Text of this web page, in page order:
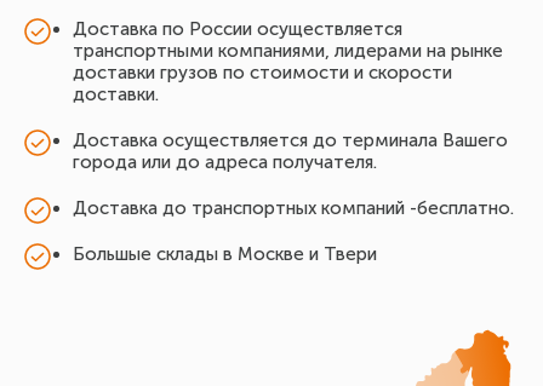
Доставка по России осуществляется
транспортными компаниями, лидерами на рынке
доставки грузов по стоимости и скорости
доставки.
Доставка осуществляется до терминала Вашего
города или до адреса получателя.
Доставка до транспортных компаний -бесплатно.
Большые склады в Москве и Твери